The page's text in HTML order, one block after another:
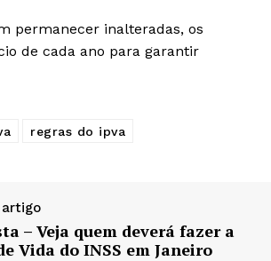
permanecer inalteradas, os
de cada ano para garantir
regras do ipva
artigo
– Veja quem deverá fazer a
Vida do INSS em Janeiro